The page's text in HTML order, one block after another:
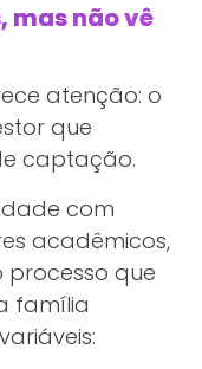
mas não vê
atenção: o
que
captação.
com
acadêmicos,
processo que
família